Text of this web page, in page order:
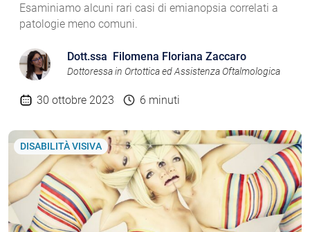
Esaminiamo alcuni rari casi di emianopsia correlati a
patologie meno comuni.
Dott.ssa Filomena Floriana Zaccaro
Dottoressa in Ortottica ed Assistenza Oftalmologica
30 ottobre 2023 6 minuti
DISABILITÀ VISIVA